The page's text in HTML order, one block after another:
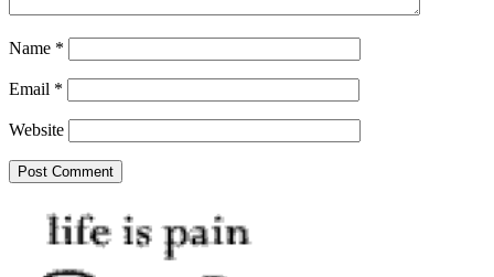
Name *
Email *
Website